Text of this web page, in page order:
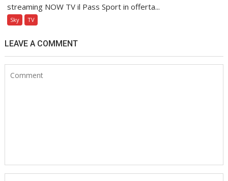
streaming NOW TV il Pass Sport in offerta...
Sky TV
LEAVE A COMMENT